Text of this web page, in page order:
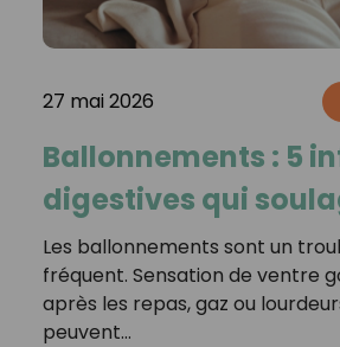
27 mai 2026
Ballonnements : 5
digestives qui
Les ballonnements sont un
fréquent. Sensation de ventre
après les repas, gaz ou
peuvent…